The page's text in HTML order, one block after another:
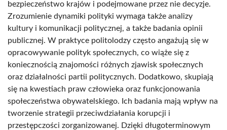
bezpieczeństwo krajów i podejmowane przez nie decyzje.
Zrozumienie dynamiki polityki wymaga także analizy
kultury i komunikacji politycznej, a także badania opinii
publicznej. W praktyce politolodzy często angażują się w
opracowywanie polityk społecznych, co wiąże się z
koniecznością znajomości różnych zjawisk społecznych
oraz działalności partii politycznych. Dodatkowo, skupiają
się na kwestiach praw człowieka oraz funkcjonowania
społeczeństwa obywatelskiego. Ich badania mają wpływ na
tworzenie strategii przeciwdziałania korupcji i
przestępczości zorganizowanej. Dzięki długoterminowym